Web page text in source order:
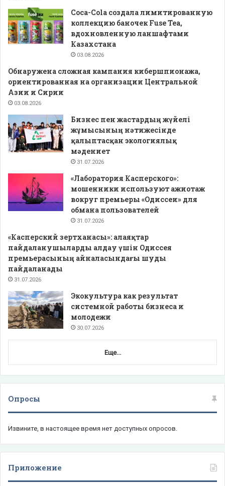
Coca-Cola создала лимитированную
коллекцию баночек Fuse Tea,
вдохновленную ланшафтами
Казахстана
03.08.2026
Обнаружена сложная кампания кибершпионажа,
ориентированная на организации Центральной
Азии и Сирии
03.08.2026
Бизнес пен жастардың жүйелі
жұмысының нәтижесінде
қалыптасқан экологиялық
мәдениет
31.07.2026
«Лаборатория Касперского»:
мошенники используют ажиотаж
вокруг премьеры «Одиссеи» для
обмана пользователей
31.07.2026
«Касперский зертханасы»: алаяқтар
пайдаланушыларды алдау үшін Одиссея
премьерасының айналасындағы шуды
пайдаланады
31.07.2026
Экокультура как результат
системной работы бизнеса и
молодежи
30.07.2026
Еще...
Опросы
Извините, в настоящее время нет доступных опросов.
Приложение